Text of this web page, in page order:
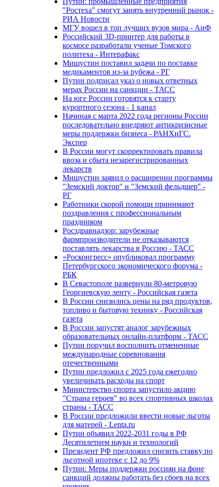
"Ростеха" смогут занять внутренний рынок -
РИА Новости
МГУ вошел в топ лучших вузов мира - АиФ
Российский 3D-принтер для работы в
космосе разработали ученые Томского
политеха - Интерафакс
Мишустин поставил задачи по поставке
медикаментов из-за рубежа - РГ
Путин подписал указ о новых ответных
мерах России на санкции - ТАСС
На юге России готовятся к старту
курортного сезона - 1 канал
Начиная с марта 2022 года регионы России
последовательно внедряют антикризисные
меры поддержки бизнеса - РАНХиГС.
Экспер
В России могут скорректировать правила
ввоза и сбыта незарегистрированных
лекарств
Мишустин заявил о расширении программы
"Земский доктор" и "Земский фельдшер" -
РГ
Работники скорой помощи принимают
поздравления с профессиональным
праздником
Росздравнадзор: зарубежные
фармпроизводители не отказываются
поставлять лекарства в Россию - ТАСС
«Росконгресс» опубликовал программу
Петербургского экономического форума -
РБК
В Севастополе развернули 80-метровую
Георгиевскую ленту - Российская газета
В России снизились цены на ряд продуктов,
топливо и бытовую технику - Российская
газета
В России запустят аналог зарубежных
образовательных онлайн-платформ - ТАСС
Путин поручил восполнить отмененные
международные соревнования
отечественными
Путин предложил с 2025 года ежегодно
увеличивать расходы на спорт
Министерство спорта запустило акцию
"Страна героев" во всех спортивных школах
страны - ТАСС
В России предложили ввести новые льготы
для матерей - Lenta.ru
Путин объявил 2022-2031 годы в РФ
Десятилетием науки и технологий
Президент РФ предложил снизить ставку по
льготной ипотеке с 12 до 9%
Путин: Меры поддержки россиян на фоне
санкций должны работать без сбоев на всех